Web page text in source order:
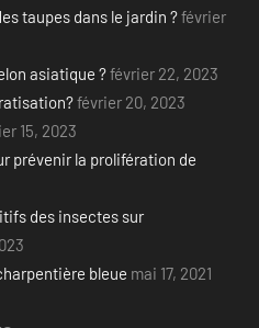
taupes dans le jardin ?février
asiatique ?février 22, 2023
février 20, 2023
15, 2023
prévenir la prolifération de
des insectes sur
bleue mai 17, 2021